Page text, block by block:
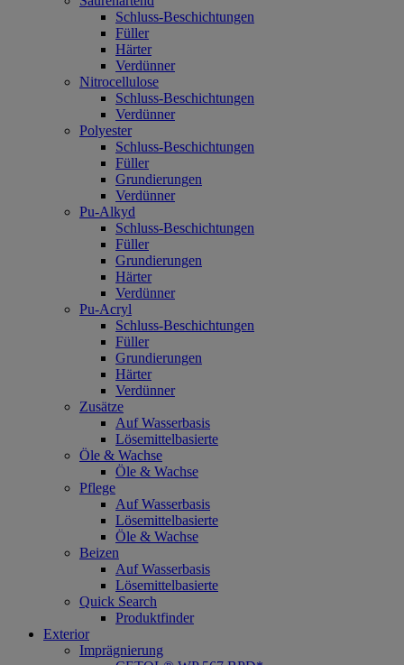
Schluss-Beschichtungen
Füller
Härter
Verdünner
Nitrocellulose
Schluss-Beschichtungen
Verdünner
Polyester
Schluss-Beschichtungen
Füller
Grundierungen
Verdünner
Pu-Alkyd
Schluss-Beschichtungen
Füller
Grundierungen
Härter
Verdünner
Pu-Acryl
Schluss-Beschichtungen
Füller
Grundierungen
Härter
Verdünner
Zusätze
Auf Wasserbasis
Lösemittelbasierte
Öle & Wachse
Öle & Wachse
Pflege
Auf Wasserbasis
Lösemittelbasierte
Öle & Wachse
Beizen
Auf Wasserbasis
Lösemittelbasierte
Quick Search
Produktfinder
Exterior
Imprägnierung